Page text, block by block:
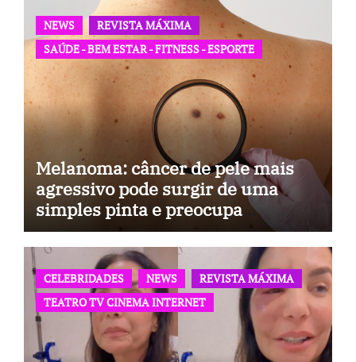
NEWS
REVISTA MÁXIMA
SAÚDE - BEM ESTAR - FITNESS - ESPORTE
Melanoma: câncer de pele mais
agressivo pode surgir de uma
simples pinta e preocupa
especialistas
CELEBRIDADES NEWS
REVISTA MÁXIMA
TEATRO TV CINEMA INTERNET